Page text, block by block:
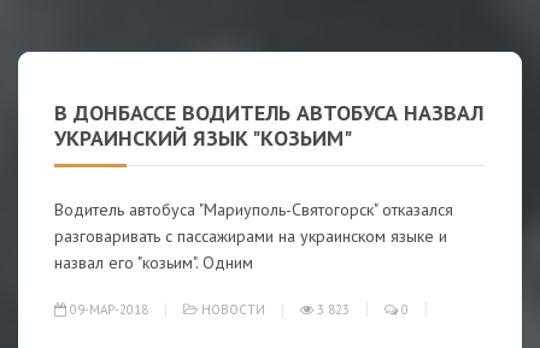
В ДОНБАССЕ ВОДИТЕЛЬ АВТОБУСА НАЗВАЛ
УКРАИНСКИЙ ЯЗЫК "КОЗЬИМ"
Водитель автобуса "Мариуполь-Святогорск" отказался
разговаривать с пассажирами на украинском языке и
назвал его "козьим". Одним
09-МАР-2018 НОВОСТИ 3 823 0